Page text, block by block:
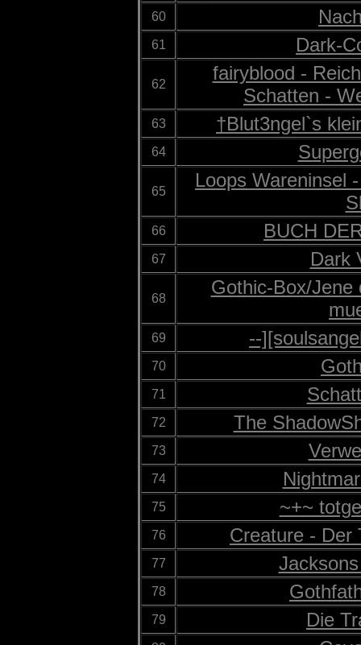
60
61 Dark-
62
fairyblood -
Schatten -
63 †Blut3ngel`s
64
65
Loops Wareninsel
66 BUCH
67 Dark
68
Gothic-Box/Jene
69 --
70
71
72 The
73
74
75 ~+~
76 Creature - Der
77
78
79 Die